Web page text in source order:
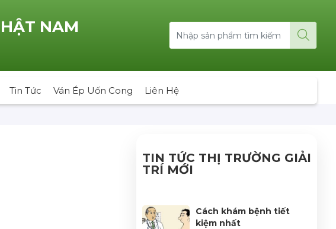
NAM
Tin Tức Ván Ép Uốn Cong Liên Hệ
TIN TỨC THỊ TRƯỜNG GIẢI
TRÍ MỚI
Cách khám bệnh tiết
kiệm nhất